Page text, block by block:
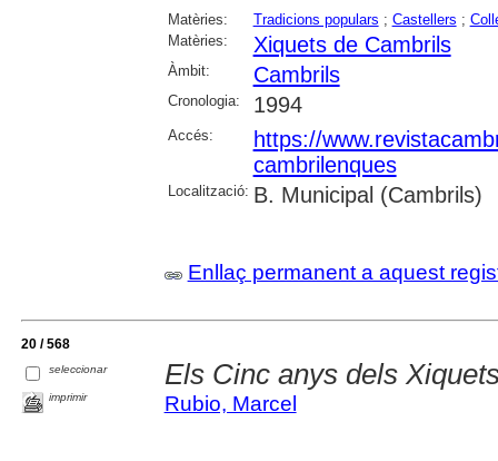
Matèries: Tradicions populars ; Castellers ;
Matèries:
Xiquets de Cambrils
Àmbit: Cambrils
Cronologia: 1994
Accés:
https://
cambrilenques
Localització: B. Municipal (Cambrils)
Enllaç permanent a aquest
20 / 568
seleccionar
imprimir
Els Cinc anys dels
Rubio, Marcel